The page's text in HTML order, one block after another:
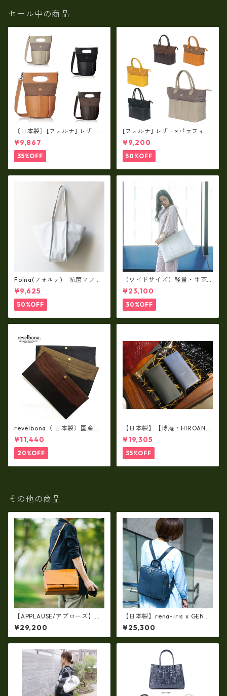
セール中の商品
〔日本製〕[フォルナ] レザー×
パラフィン筒型2way シュリン
クレザー×79Aパラフィン fo
-259630
¥9,867
35%OFF
[フォルナ] レザー×パラフィン
筒型2way シュリンクレザー×
79Aパラフィン トートL fo-2
59632
¥9,200
50%OFF
Folna(フォルナ) 抗菌ソフト
スムースレザー トートバッグ
¥9,625
50%OFF
（ワイドサイズ）軽量・牛革
製品・2WAYヌメ革トートバッ
グ（A3サイズ/日本製）(高収
納）ir-02G
¥23,100
30%OFF
revelbona（ 日本製）国産牛
革製・お札入れ ロングウォ
レット rl-001
¥11,440
20%OFF
【日本製】【博庵・HIROAN】
最高級牛革（ボーテッド）札
入れ・長財布 ha-21535
¥19,305
35%OFF
その他の商品
【APPLAUSE/アプローズ】OT
ONANO series レザー フラッ
プ ショルダーバッグ Lサイズ
¥29,200
【日本製】rena-iris x GENO
VA（IMAIBAG）コラボ製品ラ
ンドセルデザイン・シュリン
クヌメ牛革・リュック（A4/si
¥25,300